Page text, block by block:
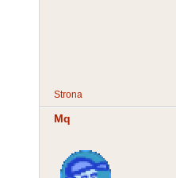
Strona
Mq